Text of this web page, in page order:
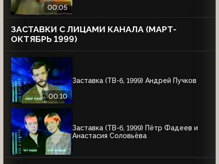
00:05
ЗАСТАВКИ С ЛИЦАМИ КАНАЛА (МАРТ-
ОКТЯБРЬ 1999)
00:10
Заставка (ТВ-6, 1999) Андрей Пучков
Заставка (ТВ-6, 1999) Пётр Фадеев и
Анастасия Соловьёва